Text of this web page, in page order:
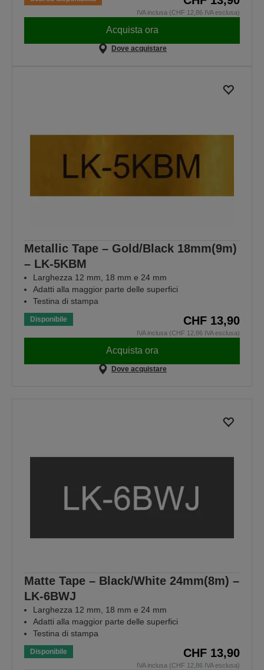
IVA inclusa (CHF 12,86 IVA esclusa)
Acquista ora
Dove acquistare
Metallic Tape – Gold/Black 18mm(9m)
– LK-5KBM
Larghezza 12 mm, 18 mm e 24 mm
Adatti alla maggior parte delle superfici
Testina di stampa
Disponibile CHF 13,90
IVA inclusa (CHF 12,86 IVA esclusa)
Acquista ora
Dove acquistare
Matte Tape – Black/White 24mm(8m) –
LK-6BWJ
Larghezza 12 mm, 18 mm e 24 mm
Adatti alla maggior parte delle superfici
Testina di stampa
Disponibile CHF 13,90
IVA inclusa (CHF 12,86 IVA esclusa)